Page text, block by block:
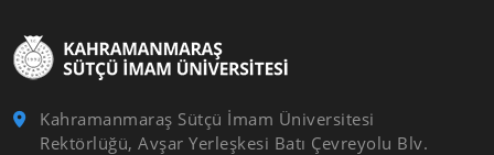
Kahramanmaraş Sütçü İmam Üniversitesi
Rektörlüğü, Avşar Yerleşkesi Batı Çevreyolu Blv.